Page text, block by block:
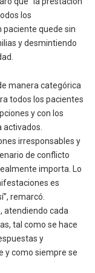
los
paciente quede sin
y desmintiendo
manera categórica
todos los pacientes
y con los
irresponsables y
de conflicto
importa. Lo
es
remarcó.
atendiendo cada
tal como se hace
y
y como siempre se